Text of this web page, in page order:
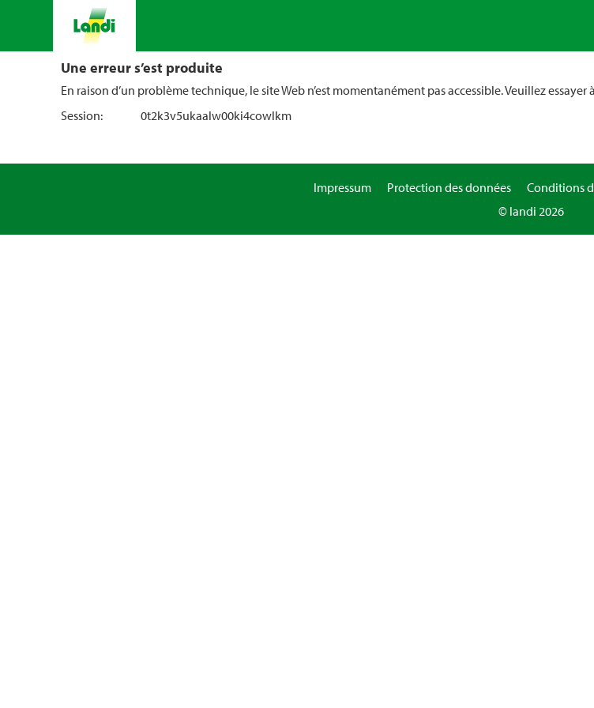
Une erreur s’est produite
En raison d’un problème technique, le site Web n’est momentanément pas accessible. Veuillez
Session:
0t2k3v5ukaalw00ki4cowlkm
Impressum Protection des données Conditions
© landi 2026